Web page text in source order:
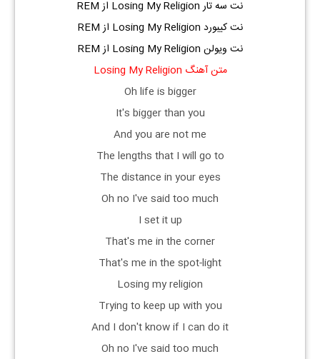
نت سه تار Losing My Religion از REM
نت کیبورد Losing My Religion از REM
نت ویولن Losing My Religion از REM
متن آهنگ Losing My Religion
Oh life is bigger
It's bigger than you
And you are not me
The lengths that I will go to
The distance in your eyes
Oh no I've said too much
I set it up
That's me in the corner
That's me in the spot-light
Losing my religion
Trying to keep up with you
And I don't know if I can do it
Oh no I've said too much